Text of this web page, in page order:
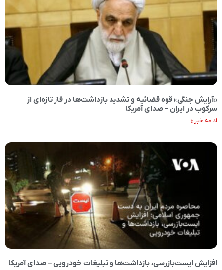
«آرایش جنگی» قوه قضائیه و تشدید بازداشت‌ها در فاز تازه‌ای از
سرکوب در ایران – صدای آمریکا
ادامه خبر »
افزایش ایست‌بازرسی، بازداشت‌ها و تبلیغات خودرویی – صدای آمریکا